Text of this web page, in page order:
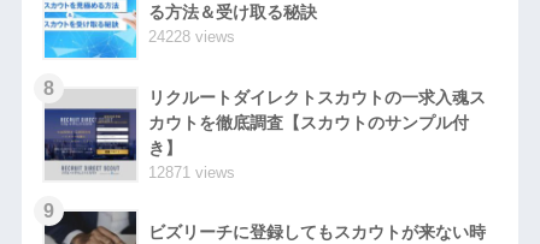
る方法＆受け取る秘訣
24228 views
8
リクルートダイレクトスカウトの一求入魂ス
カウトを徹底調査【スカウトのサンプル付
き】
12871 views
9
ビズリーチに登録してもスカウトが来ない時